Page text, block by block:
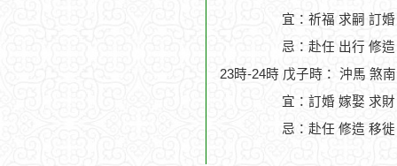
宜：祈福 求嗣 訂
忌：赴任 出行 修
23時-24時 戊子時： 沖馬 煞
宜：訂婚 嫁娶 求
忌：赴任 修造 移